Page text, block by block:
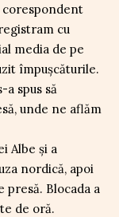
corespondent
cu
media de pe
împușcăturile.
spus să
unde ne aflăm
Albe și a
nordică, apoi
Blocada a
de oră.